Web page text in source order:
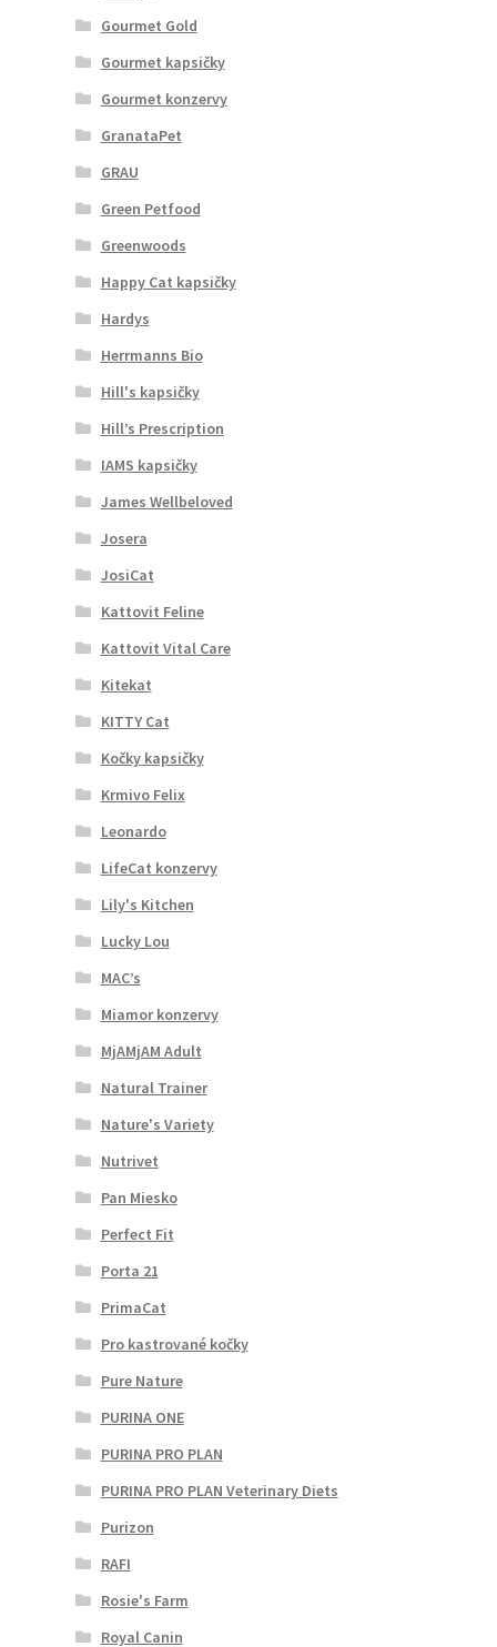
Gourmet Gold
Gourmet kapsičky
Gourmet konzervy
GranataPet
GRAU
Green Petfood
Greenwoods
Happy Cat kapsičky
Hardys
Herrmanns Bio
Hill's kapsičky
Hill’s Prescription
IAMS kapsičky
James Wellbeloved
Josera
JosiCat
Kattovit Feline
Kattovit Vital Care
Kitekat
KITTY Cat
Kočky kapsičky
Krmivo Felix
Leonardo
LifeCat konzervy
Lily's Kitchen
Lucky Lou
MAC’s
Miamor konzervy
MjAMjAM Adult
Natural Trainer
Nature's Variety
Nutrivet
Pan Miesko
Perfect Fit
Porta 21
PrimaCat
Pro kastrované kočky
Pure Nature
PURINA ONE
PURINA PRO PLAN
PURINA PRO PLAN Veterinary Diets
Purizon
RAFI
Rosie's Farm
Royal Canin